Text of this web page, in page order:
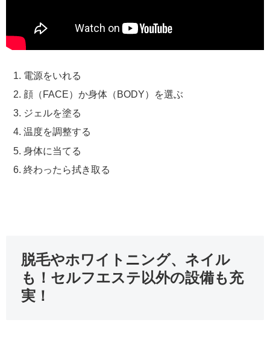
電源をいれる
顔（FACE）か身体（BODY）を選ぶ
ジェルを塗る
温度を調整する
身体に当てる
終わったら拭き取る
脱毛やホワイトニング、ネイル
も！セルフエステ以外の設備も充
実！